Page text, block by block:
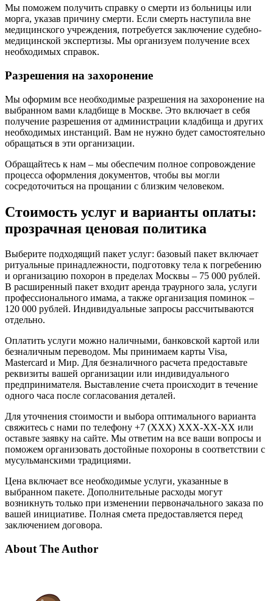
Мы поможем получить справку о смерти из больницы или
морга, указав причину смерти. Если смерть наступила вне
медицинского учреждения, потребуется заключение судебно-
медицинской экспертизы. Мы организуем получение всех
необходимых справок.
Разрешения на захоронение
Мы оформим все необходимые разрешения на захоронение на
выбранном вами кладбище в Москве. Это включает в себя
получение разрешения от администрации кладбища и других
необходимых инстанций. Вам не нужно будет самостоятельно
обращаться в эти организации.
Обращайтесь к нам – мы обеспечим полное сопровождение
процесса оформления документов, чтобы вы могли
сосредоточиться на прощании с близким человеком.
Стоимость услуг и варианты оплаты:
прозрачная ценовая политика
Выберите подходящий пакет услуг: базовый пакет включает
ритуальные принадлежности, подготовку тела к погребению
и организацию похорон в пределах Москвы – 75 000 рублей.
В расширенный пакет входит аренда траурного зала, услуги
профессионального имама, а также организация поминок –
120 000 рублей. Индивидуальные запросы рассчитываются
отдельно.
Оплатить услуги можно наличными, банковской картой или
безналичным переводом. Мы принимаем карты Visa,
Mastercard и Мир. Для безналичного расчета предоставьте
реквизиты вашей организации или индивидуального
предпринимателя. Выставление счета происходит в течение
одного часа после согласования деталей.
Для уточнения стоимости и выбора оптимального варианта
свяжитесь с нами по телефону +7 (XXX) XXX-XX-XX или
оставьте заявку на сайте. Мы ответим на все ваши вопросы и
поможем организовать достойные похороны в соответствии с
мусульманскими традициями.
Цена включает все необходимые услуги, указанные в
выбранном пакете. Дополнительные расходы могут
возникнуть только при изменении первоначального заказа по
вашей инициативе. Полная смета предоставляется перед
заключением договора.
About The Author